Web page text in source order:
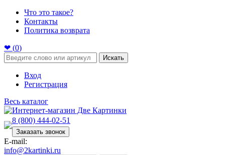
Что это такое?
Контакты
Политика возврата
❤ (0)
Искать
Вход
Регистрация
Весь каталог
8 (800) 444-02-51
Заказать звонок
E-mail:
info@2kartinki.ru